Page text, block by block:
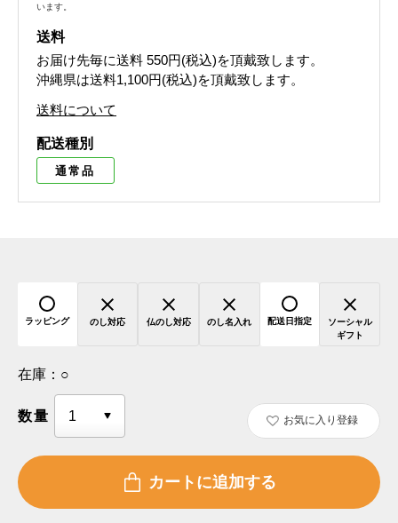
います。
送料
お届け先毎に送料 550円(税込)を頂戴致します。
沖縄県は送料1,100円(税込)を頂戴致します。
送料について
配送種別
通常品
ラッピング のし対応 仏のし対応 のし名入れ 配送日指定
ソーシャル
ギフト
在庫： ○
数量 お気に入り登録